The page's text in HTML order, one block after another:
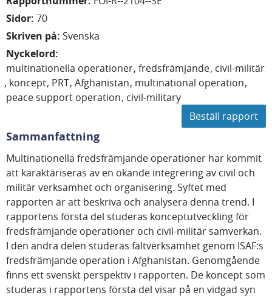
Sidor: 70
Skriven på: Svenska
Nyckelord:
multinationella operationer fredsfrämjande civil-militär
koncept PRT Afghanistan multinational operation
peace support operation civil-military
Beställ rapport
Sammanfattning
Multinationella fredsfrämjande operationer har kommit
att karaktäriseras av en ökande integrering av civil och
militär verksamhet och organisering. Syftet med
rapporten är att beskriva och analysera denna trend. I
rapportens första del studeras konceptutveckling för
fredsfrämjande operationer och civil-militär samverkan.
I den andra delen studeras fältverksamhet genom ISAF:s
fredsfrämjande operation i Afghanistan. Genomgående
finns ett svenskt perspektiv i rapporten. De koncept som
studeras i rapportens första del visar på en vidgad syn